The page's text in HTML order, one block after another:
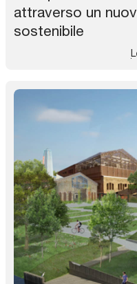
attraverso un
sostenibile